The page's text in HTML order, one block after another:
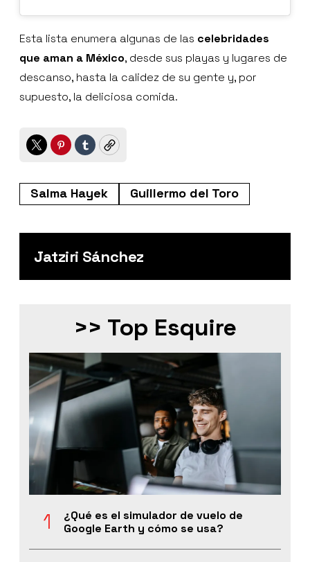
Esta lista enumera algunas de las celebridades
que aman a México, desde sus playas y lugares de
descanso, hasta la calidez de su gente y, por
supuesto, la deliciosa comida.
TwitterPinterest
TumblrCopy
Salma Hayek Guillermo del Toro
Jatziri Sánchez
>> Top Esquire
¿Qué es el simulador de vuelo de
Google Earth y cómo se usa?